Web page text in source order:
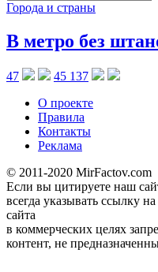
Города и страны
В метро без
47
45 137
О проекте
Правила
Контакты
Реклама
© 2011-2020 MirFactov.com
Если вы цитируете наш
всегда указывать ссылку
сайта
в коммерческих целях
контент, не